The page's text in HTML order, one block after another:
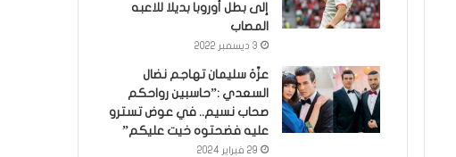
إلى بطل أوروبا بديلا للاعبه
المصاب
3 ديسمبر 2022
عزّة سليمان تهاجم نضال
السعدي :”حاسبين رواحكم
صحاب نسيم.. في عوض تسترو
عليه فضحتوه خيت عليكم”
29 فبراير 2024